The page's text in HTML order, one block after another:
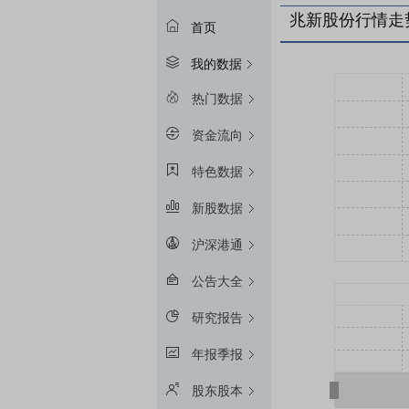
首页
我的数据
热门数据
资金流向
特色数据
新股数据
沪深港通
公告大全
研究报告
年报季报
股东股本
兆新股份行情走